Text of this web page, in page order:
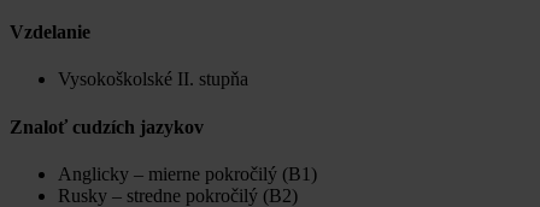
Vzdelanie
Vysokoškolské II. stupňa
Znaloť cudzích jazykov
Anglicky – mierne pokročilý (B1)
Rusky – stredne pokročilý (B2)